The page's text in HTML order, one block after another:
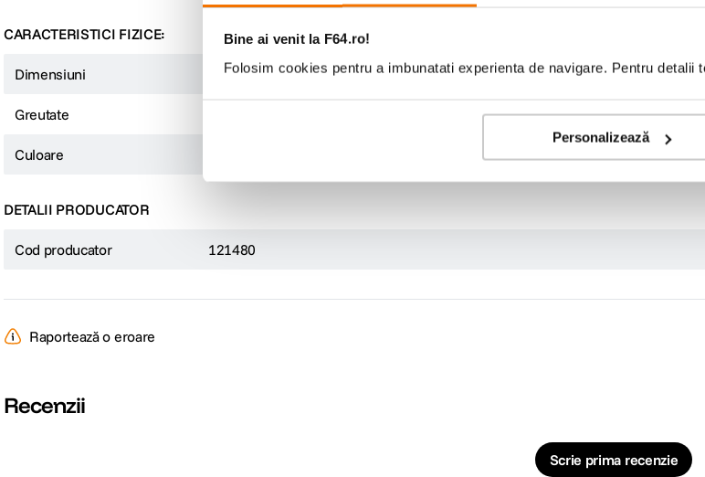
Bine ai venit la F64.ro!
Folosim cookies pentru a imbunatati experienta de navigare. Pentru detalii
Personalizează
CARACTERISTICI FIZICE:
Dimensiuni 23.32 x 38.19 x 9.45 mm
Greutate
Culoare
DETALII PRODUCATOR
Cod producator 121480
Raportează o eroare
Recenzii
Scrie prima recenzie